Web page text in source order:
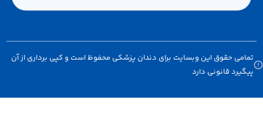
حقوق این وبسایت برای دندان پزشکی محفوظ است و کپی برداری از آن
قانونی دارد